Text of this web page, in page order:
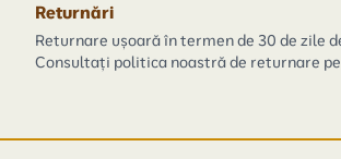
Returnări
Returnare ușoară în termen de 30 de zile
Consultați politica noastră de returnare